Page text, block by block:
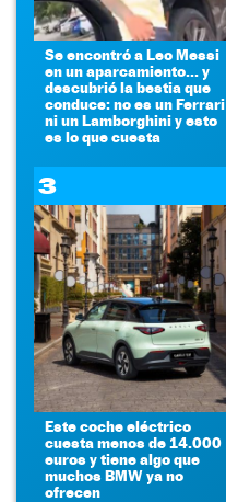
Se encontró a Leo Messi
en un aparcamiento... y
descubrió la bestia que
conduce: no es un Ferrari
ni un Lamborghini y esto
es lo que cuesta
3
Este coche eléctrico
cuesta menos de 14.000
euros y tiene algo que
muchos BMW ya no
ofrecen